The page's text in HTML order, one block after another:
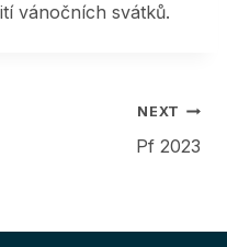
vánočních svátků.
NEXT
Pf 2023